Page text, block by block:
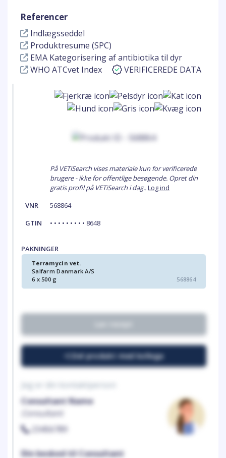
Referencer
Indlægsseddel
Produktresume (SPC)
EMA Kategorisering af antibiotika til dyr
WHO ATCvet Index
VERIFICEREDE DATA
På VETiSearch vises materiale kun for verificerede
brugere - ikke for offentlige besøgende. Opret din
gratis profil på VETiSearch i dag..Log ind
VNR
568864
GTIN
• • • • • • • • • 8648
PAKNINGER
Terramycin vet.
Salfarm Danmark A/S
6 x 500 g
568864
Del produkt med kollega
Jeg er din kontaktperson
Consultant Name
Consultant
23456789
Din besked til Consultant